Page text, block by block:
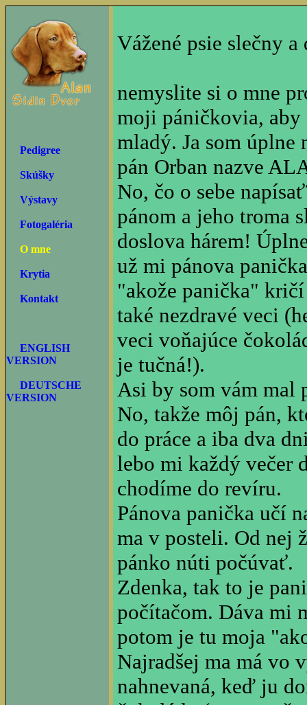
Pedigree
Skúšky
Výstavy
Fotogaléria
O mne
Krytia
Kontakt
ENGLISH
VERSION
DEUTSCHE
VERSION
Vážené psie slečny a
nemyslite si o mne
moji páničkovia, aby
mladý. Ja som úplne
pán Orban nazve
No, čo o sebe
pánom a jeho troma
doslova hárem!
už mi pánova
"akože panička"
také nezdravé veci
veci voňajúce
je tučná!).
Asi by som vám mal
No, takže môj pán,
do práce a iba dva
lebo mi každý večer
chodíme do revíru.
Pánova panička učí
ma v posteli. Od nej
pánko núti počúvať.
Zdenka, tak to je
počítačom. Dáva mi
potom je tu moja
Najradšej ma má vo
nahnevaná, keď ju